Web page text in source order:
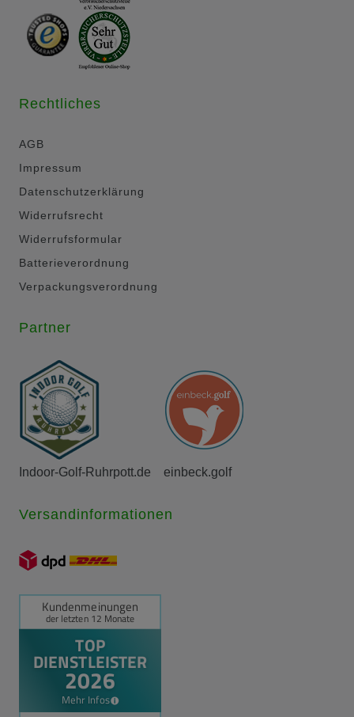
Rechtliches
AGB
Impressum
Datenschutzerklärung
Widerrufsrecht
Widerrufsformular
Batterieverordnung
Verpackungsverordnung
Partner
Indoor-Golf-Ruhrpott.de einbeck.golf
Versandinformationen